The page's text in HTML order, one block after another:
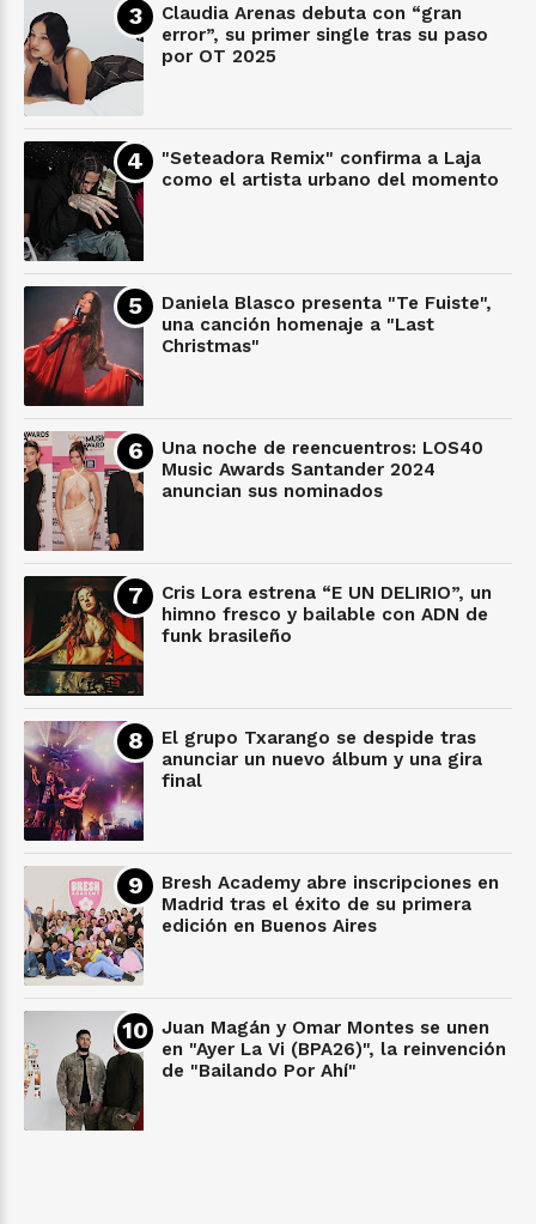
Claudia Arenas debuta con “gran
error”, su primer single tras su paso
por OT 2025
"Seteadora Remix" confirma a Laja
como el artista urbano del momento
Daniela Blasco presenta "Te Fuiste",
una canción homenaje a "Last
Christmas"
Una noche de reencuentros: LOS40
Music Awards Santander 2024
anuncian sus nominados
Cris Lora estrena “E UN DELIRIO”, un
himno fresco y bailable con ADN de
funk brasileño
El grupo Txarango se despide tras
anunciar un nuevo álbum y una gira
final
Bresh Academy abre inscripciones en
Madrid tras el éxito de su primera
edición en Buenos Aires
Juan Magán y Omar Montes se unen
en "Ayer La Vi (BPA26)", la reinvención
de "Bailando Por Ahí"